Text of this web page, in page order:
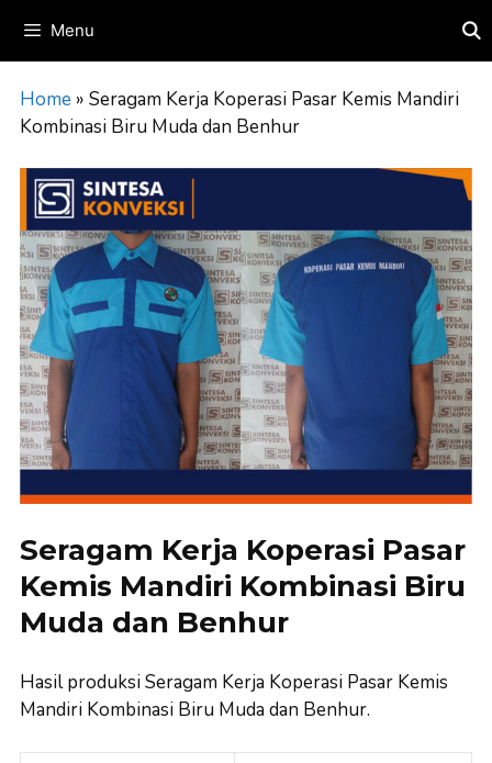
content
Menu
Home » Seragam Kerja Koperasi Pasar Kemis Mandiri
Kombinasi Biru Muda dan Benhur
Seragam Kerja Koperasi Pasar
Kemis Mandiri Kombinasi Biru
Muda dan Benhur
Hasil produksi Seragam Kerja Koperasi Pasar Kemis
Mandiri Kombinasi Biru Muda dan Benhur.